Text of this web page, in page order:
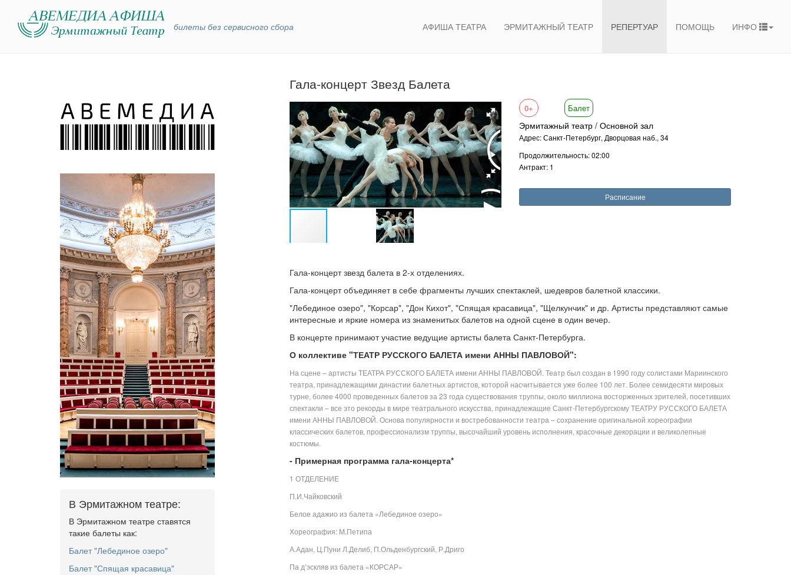
билеты без сервисного сбора АФИША ТЕАТРА ЭРМИТАЖНЫЙ ТЕАТР РЕПЕРТУАР ПОМОЩЬ ИНФО
Гала-концерт Звезд Балета
0+ Балет
Эрмитажный театр / Основной зал
Адрес: Санкт-Петербург, Дворцовая наб., 34
Продолжительность: 02:00
Антракт: 1
Расписание
Гала-концерт звезд балета в 2-х отделениях.
Гала-концерт объединяет в себе фрагменты лучших спектаклей, шедевров балетной классики.
"Лебединое озеро", "Корсар", "Дон Кихот", "Спящая красавица", "Щелкунчик" и др. Артисты представляют самые
интересные и яркие номера из знаменитых балетов на одной сцене в один вечер.
В концерте принимают участие ведущие артисты балета Санкт-Петербурга.
О коллективе "ТЕАТР РУССКОГО БАЛЕТА имени АННЫ ПАВЛОВОЙ":
На сцене – артисты ТЕАТРА РУССКОГО БАЛЕТА имени АННЫ ПАВЛОВОЙ. Театр был создан в 1990 году солистами Мариинского
театра, принадлежащими династии балетных артистов, которой насчитывается уже более 100 лет. Более семидесяти мировых
турне, более 4000 проведенных балетов за 23 года существования труппы, около миллиона восторженных зрителей, посетивших
спектакли – все это рекорды в мире театрального искусства, принадлежащие Санкт-Петербургскому ТЕАТРУ РУССКОГО БАЛЕТА
имени АННЫ ПАВЛОВОЙ. Основа популярности и востребованности театра – сохранение оригинальной хореографии
классических балетов, профессионализм труппы, высочайший уровень исполнения, красочные декорации и великолепные
костюмы.
- Примерная программа гала-концерта*
1 ОТДЕЛЕНИЕ
П.И.Чайковский
Белое адажио из балета «Лебединое озеро»
Хореография: М.Петипа
А.Адан, Ц.Пуни Л.Делиб, П.Ольденбургский, Р.Дриго
Па д’эскляв из балета «КОРСАР»
В Эрмитажном театре:
В Эрмитажном театре ставятся
такие балеты как:
Балет "Лебединое озеро"
Балет "Спящая красавица"